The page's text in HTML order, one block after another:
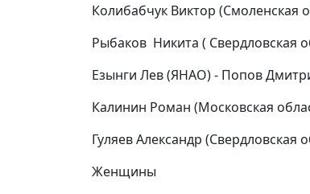
Колибабчук Виктор (Смоленская
Рыбаков Никита ( Свердловская
Езынги Лев (ЯНАО) - Попов
Калинин Роман (Московская
Гуляев Александр
Женщины